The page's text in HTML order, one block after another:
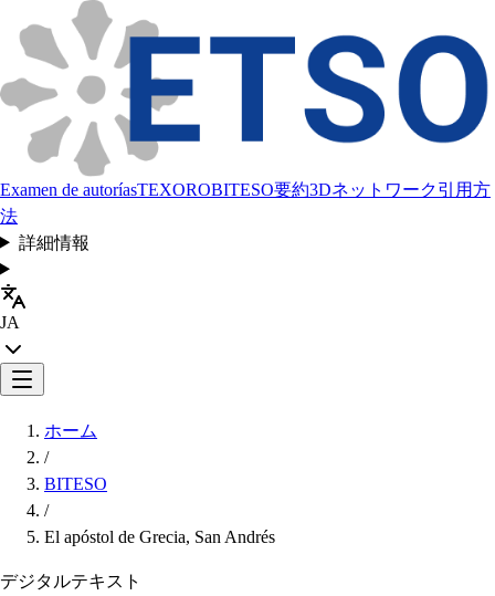
Examen de autoríasTEXOROBITESO要約3Dネットワーク引用方
法
詳細情報
JA
ホーム
/
BITESO
/
El apóstol de Grecia, San Andrés
デジタルテキスト